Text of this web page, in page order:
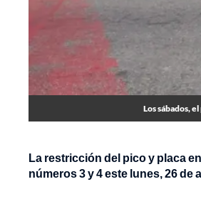
Los sábados,
La restricción del pico y placa
números 3 y 4 este lunes, 26 de